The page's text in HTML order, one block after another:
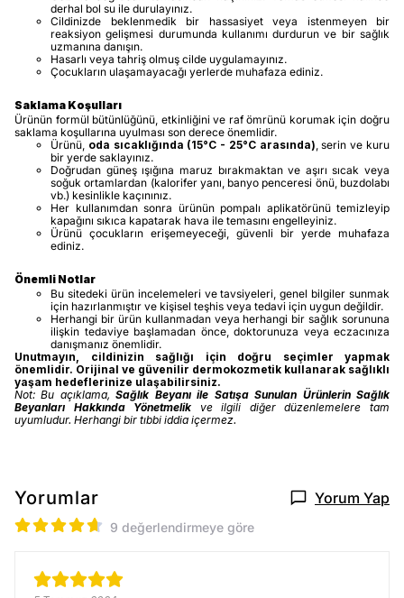
derhal bol su ile durulayınız.
Cildinizde beklenmedik bir hassasiyet veya istenmeyen bir
reaksiyon gelişmesi durumunda kullanımı durdurun ve bir sağlık
uzmanına danışın.
Hasarlı veya tahriş olmuş cilde uygulamayınız.
Çocukların ulaşamayacağı yerlerde muhafaza ediniz.
Saklama Koşulları
Ürünün formül bütünlüğünü, etkinliğini ve raf ömrünü korumak için doğru
saklama koşullarına uyulması son derece önemlidir.
Ürünü, oda sıcaklığında (15°C - 25°C arasında) , serin ve kuru
bir yerde saklayınız.
Doğrudan güneş ışığına maruz bırakmaktan ve aşırı sıcak veya
soğuk ortamlardan (kalorifer yanı, banyo penceresi önü, buzdolabı
vb.) kesinlikle kaçınınız.
Her kullanımdan sonra ürünün pompalı aplikatörünü temizleyip
kapağını sıkıca kapatarak hava ile temasını engelleyiniz.
Ürünü çocukların erişemeyeceği, güvenli bir yerde muhafaza
ediniz.
Önemli Notlar
Bu sitedeki ürün incelemeleri ve tavsiyeleri, genel bilgiler sunmak
için hazırlanmıştır ve kişisel teşhis veya tedavi için uygun değildir.
Herhangi bir ürün kullanmadan veya herhangi bir sağlık sorununa
ilişkin tedaviye başlamadan önce, doktorunuza veya eczacınıza
danışmanız önemlidir.
Unutmayın, cildinizin sağlığı için doğru seçimler yapmak
önemlidir. Orijinal ve güvenilir dermokozmetik kullanarak sağlıklı
yaşam hedeflerinize ulaşabilirsiniz.
Not: Bu açıklama,Sağlık Beyanı ile Satışa Sunulan Ürünlerin Sağlık
Beyanları Hakkında Yönetmelik ve ilgili diğer düzenlemelere tam
uyumludur. Herhangi bir tıbbi iddia içermez.
Yorumlar Yorum Yap
9 değerlendirmeye göre